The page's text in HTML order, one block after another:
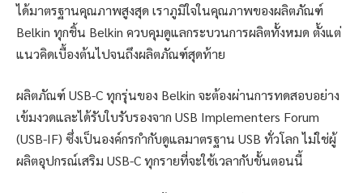
ได้มาตรฐานคุณภาพสูงสุด เราภูมิใจในคุณภาพของผลิตภัณฑ์
Belkin ทุกชิ้น Belkin ควบคุมดูแลกระบวนการผลิตทั้งหมด ตั้งแต่
แนวคิดเบื้องต้นไปจนถึงผลิตภัณฑ์สุดท้าย
ผลิตภัณฑ์ USB-C ทุกรุ่นของ Belkin จะต้องผ่านการทดสอบอย่าง
เข้มงวดและได้รับใบรับรองจาก USB Implementers Forum
(USB-IF) ซึ่งเป็นองค์กรกำกับดูแลมาตรฐาน USB ทั่วโลก ไม่ใช่ผู้
ผลิตอุปกรณ์เสริม USB-C ทุกรายที่จะใช้เวลากับขั้นตอนนี้